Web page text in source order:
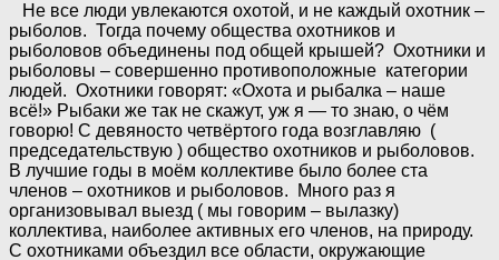
Не все люди увлекаются охотой, и не каждый охотник –
рыболов. Тогда почему общества охотников и
рыболовов объединены под общей крышей? Охотники и
рыболовы – совершенно противоположные категории
людей. Охотники говорят: «Охота и рыбалка – наше
всё!» Рыбаки же так не скажут, уж я — то знаю, о чём
говорю! С девяносто четвёртого года возглавляю (
председательствую ) общество охотников и рыболовов.
В лучшие годы в моём коллективе было более ста
членов – охотников и рыболовов. Много раз я
организовывал выезд ( мы говорим – вылазку)
коллектива, наиболее активных его членов, на природу.
С охотниками объездил все области, окружающие